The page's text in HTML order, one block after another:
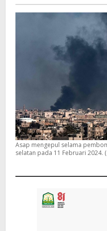
Asap mengepul selama
selatan pada 11 Februari 2024. (